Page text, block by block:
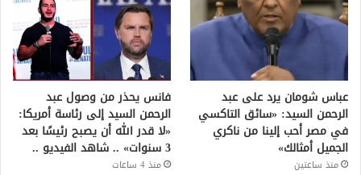
عباس شومان يرد على عبد
الرحمن السيد: «سائق التاكسي
في مصر أحب إلينا من ناكري
الجميل أمثالك»
منذ ساعتين
فانس يحذر من وصول عبد
الرحمن السيد إلى رئاسة أمريكا:
«لا قدر الله أن يصبح رئيسًا بعد
3 سنوات» .. شاهد الفيديو ..
منذ 4 ساعات